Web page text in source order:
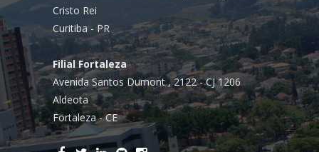
Cristo Rei
Curitiba - PR
Filial Fortaleza
Avenida Santos Dumont , 2122 - CJ 1206
Aldeota
Fortaleza - CE